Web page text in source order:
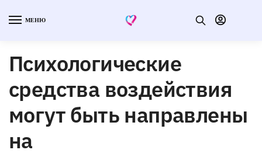
МЕНЮ
Психологические
средства воздействия
могут быть направлены
на